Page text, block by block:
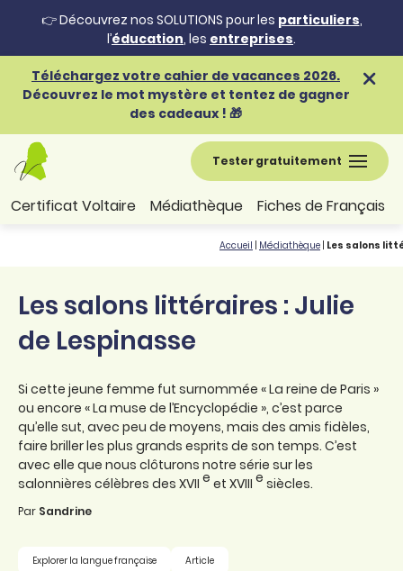
👉 Découvrez nos SOLUTIONS pour les particuliers,
l’éducation, les entreprises.
Téléchargez votre cahier de vacances 2026.
Découvrez le mot mystère et tentez de gagner
des cadeaux ! 🎁
Tester gratuitement
Certificat Voltaire Médiathèque Fiches de Français
Accueil Médiathèque Les salons
Les salons littéraires : Julie
de Lespinasse
Si cette jeune femme fut surnommée « La reine de Paris »
ou encore « La muse de l’Encyclopédie », c’est parce
qu’elle sut, avec peu de moyens, mais des amis fidèles,
faire briller les plus grands esprits de son temps. C’est
avec elle que nous clôturons notre série sur les
salonnières célèbres des XVII e et XVIII e siècles.
Par Sandrine
Explorer la langue française Article